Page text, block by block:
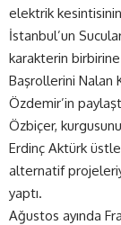
elektrik
İstanbul’un
karakterin
Başrollerini Nalan
Özdemir’in
Özbiçer,
Erdinç Aktürk
alternatif
yaptı.
Ağustos ayında